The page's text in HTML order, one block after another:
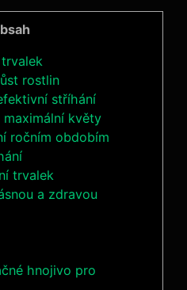
rostlin
stříhání
květy
ročním obdobím
trvalek
a zdravou
hnojivo pro